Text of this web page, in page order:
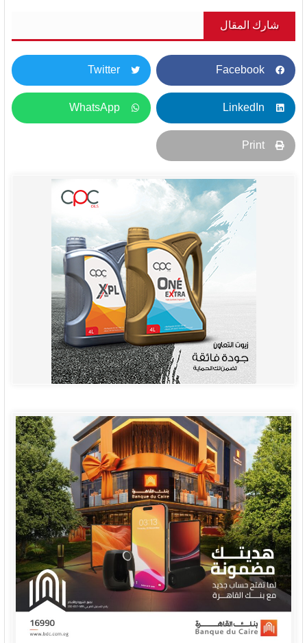
شارك المقال
Facebook
Twitter
LinkedIn
WhatsApp
Print